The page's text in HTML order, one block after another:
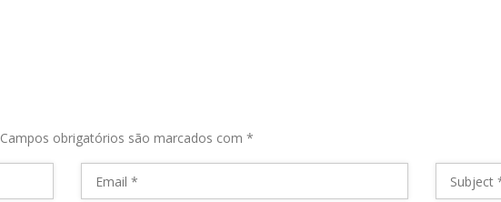
Campos obrigatórios são marcados com *